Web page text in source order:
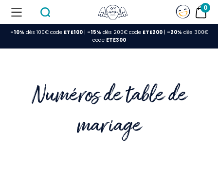
0
-10% dès 100€ code ETE100| -15% dès 200€ code ETE200| -20% dès 300€
code ETE300
Numéros de table de
mariage